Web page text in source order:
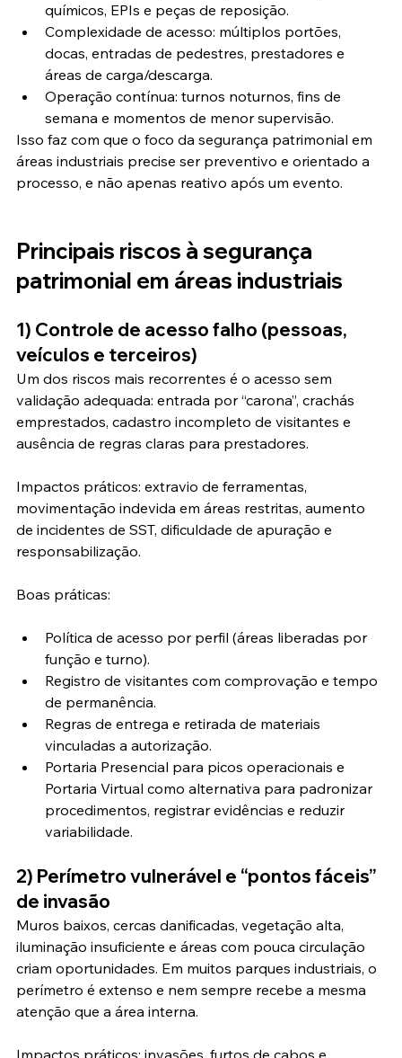
químicos, EPIs e peças de reposição.
Complexidade de acesso: múltiplos portões,
docas, entradas de pedestres, prestadores e
áreas de carga/descarga.
Operação contínua: turnos noturnos, fins de
semana e momentos de menor supervisão.
Isso faz com que o foco da segurança patrimonial em
áreas industriais precise ser preventivo e orientado a
processo, e não apenas reativo após um evento.
Principais riscos à segurança
patrimonial em áreas industriais
1) Controle de acesso falho (pessoas,
veículos e terceiros)
Um dos riscos mais recorrentes é o acesso sem
validação adequada: entrada por “carona”, crachás
emprestados, cadastro incompleto de visitantes e
ausência de regras claras para prestadores.
Impactos práticos: extravio de ferramentas,
movimentação indevida em áreas restritas, aumento
de incidentes de SST, dificuldade de apuração e
responsabilização.
Boas práticas:
Política de acesso por perfil (áreas liberadas por
função e turno).
Registro de visitantes com comprovação e tempo
de permanência.
Regras de entrega e retirada de materiais
vinculadas a autorização.
Portaria Presencial para picos operacionais e
Portaria Virtual como alternativa para padronizar
procedimentos, registrar evidências e reduzir
variabilidade.
2) Perímetro vulnerável e “pontos fáceis”
de invasão
Muros baixos, cercas danificadas, vegetação alta,
iluminação insuficiente e áreas com pouca circulação
criam oportunidades. Em muitos parques industriais, o
perímetro é extenso e nem sempre recebe a mesma
atenção que a área interna.
Impactos práticos: invasões, furtos de cabos e